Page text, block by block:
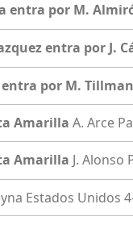
entra por M.
entra por J.
entra por M. Tillman
Amarilla A. Arce
Amarilla J. Alonso
Estados Unidos